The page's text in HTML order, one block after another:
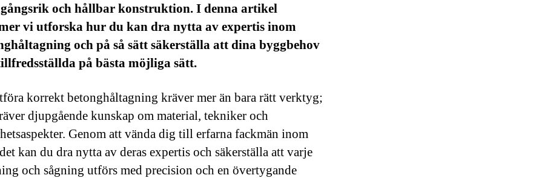
och hållbar konstruktion. I denna artikel
vi utforska hur du kan dra nytta av expertis inom
och på så sätt säkerställa att dina byggbehov
på bästa möjliga sätt.
korrekt betonghåltagning kräver mer än bara rätt verktyg;
djupgående kunskap om material, tekniker och
Genom att vända dig till erfarna fackmän inom
kan du dra nytta av deras expertis och säkerställa att varje
och sågning utförs med precision och en övertygande